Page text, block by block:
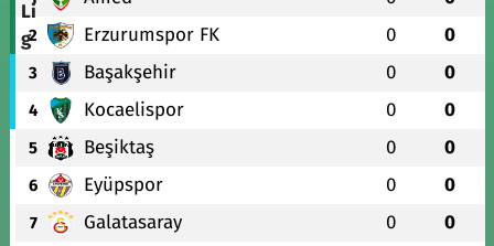
2 Erzurumspor FK 0 0
3 Başakşehir 0 0
4 Kocaelispor 0 0
5 Beşiktaş 0 0
6 Eyüpspor 0 0
7 Galatasaray 0 0